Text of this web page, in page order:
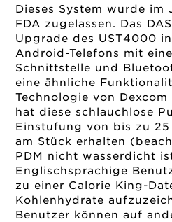
Dieses System wurde im
FDA zugelassen. Das
Upgrade des UST4000
Android-Telefons mit
Schnittstelle und
eine ähnliche
Technologie von
hat diese schlauchlose
Einstufung von bis zu
am Stück erhalten
PDM nicht wasserdicht
Englischsprachige
zu einer Calorie King-
Kohlenhydrate
Benutzer können auf